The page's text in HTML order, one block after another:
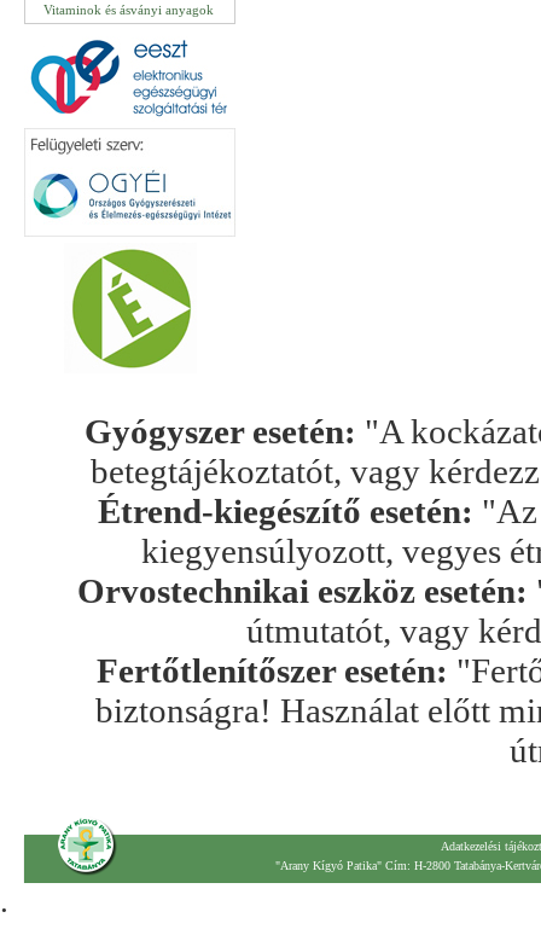
Vitaminok és ásványi anyagok
Gyógyszer esetén: "A
betegtájékoztatót, vagy
Étrend-kiegészítő esetén: "Az
kiegyensúlyozott, vegyes
Orvostechnikai eszköz esetén:
útmutatót, vagy
Fertőtlenítőszer esetén:
biztonságra! Használat előtt
Adatkezelési
"Arany Kígyó Patika" Cím: H-2800 Tatabánya-
.